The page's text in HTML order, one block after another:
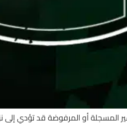
غير المسجلة أو المرفوضة قد